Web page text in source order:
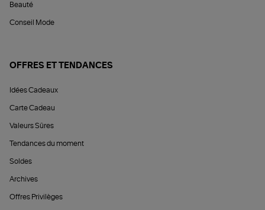
Beauté
Conseil Mode
OFFRES ET TENDANCES
Idées Cadeaux
Carte Cadeau
Valeurs Sûres
Tendances du moment
Soldes
Archives
Offres Privilèges